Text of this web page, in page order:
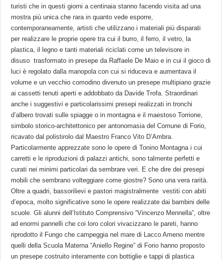
turisti che in questi giorni a centinaia stanno facendo visita ad una
mostra più unica che rara in quanto vede esporre,
contemporaneamente, artisti che utilizzano i materiali più disparati
per realizzare le proprie opere tra cui il burro, il ferro, il vetro, la
plastica, il legno e tanti materiali riciclati come un televisore in
disuso trasformato in presepe da Raffaele De Maio e in cui il gioco di
luci è regolato dalla manopola con cui si riduceva e aumentava il
volume e un vecchio comodino divenuto un presepe multipiano grazie
ai cassetti tenuti aperti e addobbato da Davide Trofa. Straordinari
anche i suggestivi e particolarissimi presepi realizzati in tronchi
d’albero trovati sulle spiagge o in montagna e il maestoso Torrione,
simbolo storico-architettonico per antonomasia del Comune di Forio,
ricavato dal polistirolo dal Maestro Franco Vito D’Ambra.
Particolarmente apprezzate sono le opere di Tonino Montagna i cui
carretti e le riproduzioni di palazzi antichi, sono talmente perfetti e
curati nei minimi particolari da sembrare veri. E che dire dei presepi
mobili che sembrano volteggiare come giostre? Sono una vera rarità.
Oltre a quadri, bassorilievi e pastori magistralmente vestiti con abiti
d’epoca, molto significative sono le opere realizzate dai bambini delle
scuole. Gli alunni dell’Istituto Comprensivo “Vincenzo Mennella”, oltre
ad enormi pannelli che coi loro colori vivacizzano le pareti, hanno
riprodotto il Fungo che campeggia nel mare di Lacco Ameno mentre
quelli della Scuola Materna “Aniello Regine” di Forio hanno proposto
un presepe costruito interamente con bottiglie e tappi di plastica